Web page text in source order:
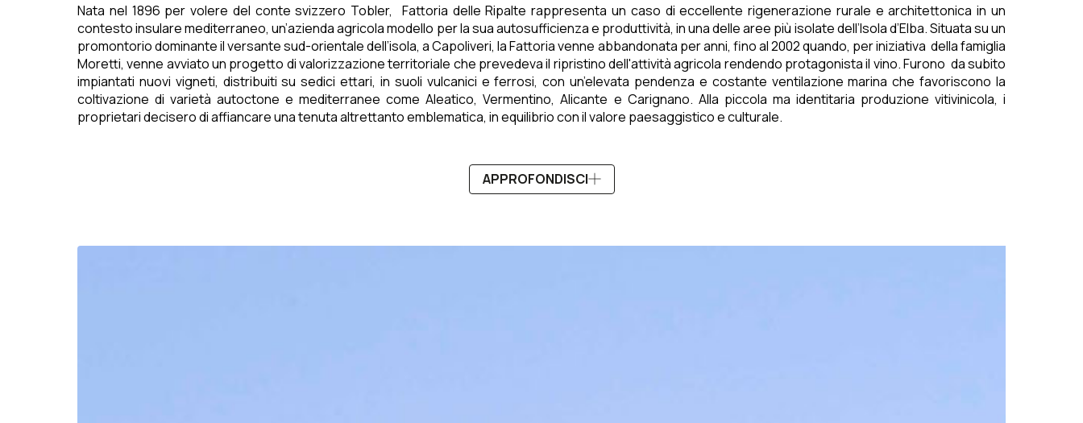
Nata nel 1896 per volere del conte svizzero Tobler, Fattoria delle Ripalte rappresenta un caso di eccellente rigenerazione rurale e architettonica in un
contesto insulare mediterraneo, un’azienda agricola modello per la sua autosufficienza e produttività, in una delle aree più isolate dell’Isola d’Elba. Situata su un
promontorio dominante il versante sud-orientale dell’isola, a Capoliveri, la Fattoria venne abbandonata per anni, fino al 2002 quando, per iniziativa della famiglia
Moretti, venne avviato un progetto di valorizzazione territoriale che prevedeva il ripristino dell'attività agricola rendendo protagonista il vino. Furono da subito
impiantati nuovi vigneti, distribuiti su sedici ettari, in suoli vulcanici e ferrosi, con un’elevata pendenza e costante ventilazione marina che favoriscono la
coltivazione di varietà autoctone e mediterranee come Aleatico, Vermentino, Alicante e Carignano. Alla piccola ma identitaria produzione vitivinicola, i
proprietari decisero di affiancare una tenuta altrettanto emblematica, in equilibrio con il valore paesaggistico e culturale.
APPROFONDISCI